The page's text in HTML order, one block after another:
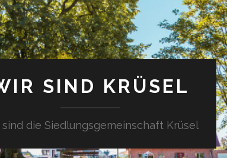
SIND KRÜSEL
die Siedlungsgemeinschaft Krüsel